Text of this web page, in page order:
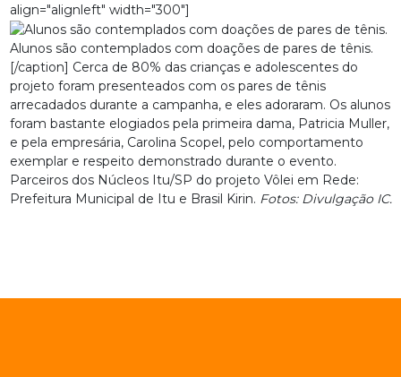
align="alignleft" width="300"]
Alunos são contemplados com doações de pares de tênis.
[/caption] Cerca de 80% das crianças e adolescentes do
projeto foram presenteados com os pares de tênis
arrecadados durante a campanha, e eles adoraram. Os alunos
foram bastante elogiados pela primeira dama, Patricia Muller,
e pela empresária, Carolina Scopel, pelo comportamento
exemplar e respeito demonstrado durante o evento.
Parceiros dos Núcleos Itu/SP do projeto Vôlei em Rede:
Prefeitura Municipal de Itu e Brasil Kirin. Fotos: Divulgação IC.